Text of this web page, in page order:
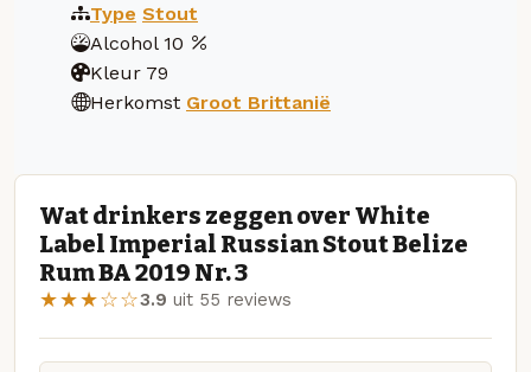
Type Stout
Alcohol 10
Kleur 79
Herkomst Groot Brittanië
Wat drinkers zeggen over White
Label Imperial Russian Stout Belize
Rum BA 2019 Nr. 3
★★★☆☆3.9 uit 55 reviews